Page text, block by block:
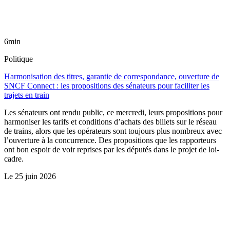
6min
Politique
Harmonisation des titres, garantie de correspondance, ouverture de
SNCF Connect : les propositions des sénateurs pour faciliter les
trajets en train
Les sénateurs ont rendu public, ce mercredi, leurs propositions pour
harmoniser les tarifs et conditions d’achats des billets sur le réseau
de trains, alors que les opérateurs sont toujours plus nombreux avec
l’ouverture à la concurrence. Des propositions que les rapporteurs
ont bon espoir de voir reprises par les députés dans le projet de loi-
cadre.
Le 25 juin 2026